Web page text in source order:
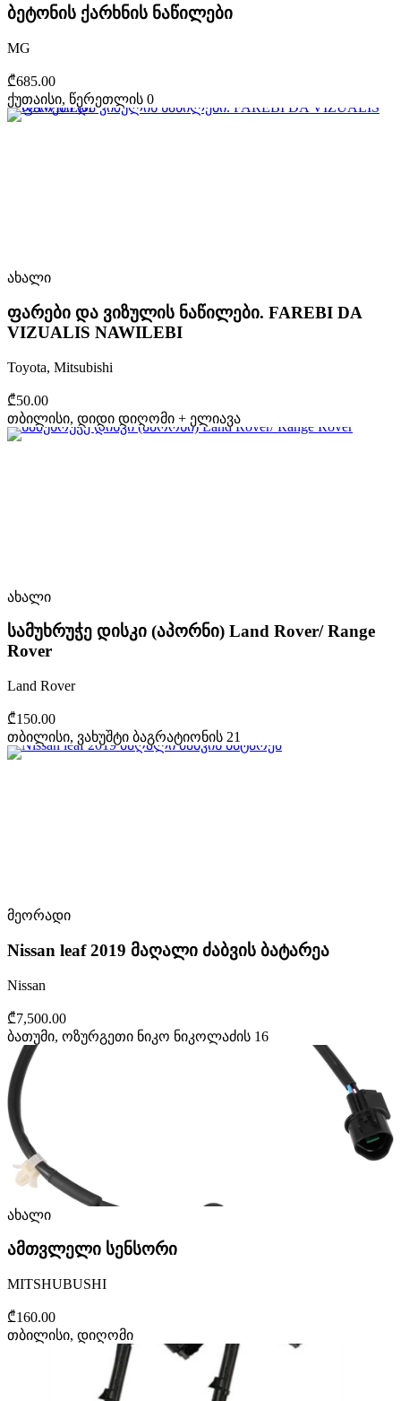
ბეტონის ქარხნის ნაწილები
MG
₾685.00
ქუთაისი, წერეთლის 0
ახალი
ფარები და ვიზულის ნაწილები. FAREBI DA
VIZUALIS NAWILEBI
Toyota, Mitsubishi
₾50.00
თბილისი, დიდი დიღომი + ელიავა
ახალი
სამუხრუჭე დისკი (აპორნი) Land Rover/ Range
Rover
Land Rover
₾150.00
თბილისი, ვახუშტი ბაგრატიონის 21
მეორადი
Nissan leaf 2019 მაღალი ძაბვის ბატარეა
Nissan
₾7,500.00
ბათუმი, ოზურგეთი ნიკო ნიკოლაძის 16
ახალი
ამთვლელი სენსორი
MITSHUBUSHI
₾160.00
თბილისი, დიღომი